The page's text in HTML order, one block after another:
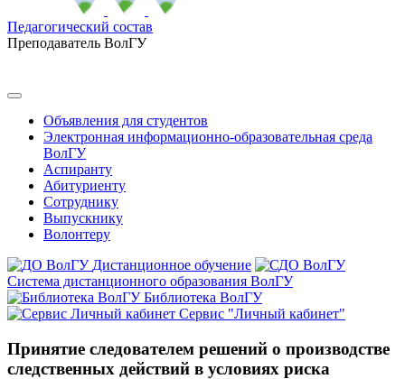
Педагогический состав
Преподаватель ВолГУ
Объявления для студентов
Электронная информационно-образовательная среда
ВолГУ
Аспиранту
Абитуриенту
Сотруднику
Выпускнику
Волонтеру
Дистанционное обучение
Система дистанционного образования ВолГУ
Библиотека ВолГУ
Сервис "Личный кабинет"
Принятие следователем решений о производстве
следственных действий в условиях риска